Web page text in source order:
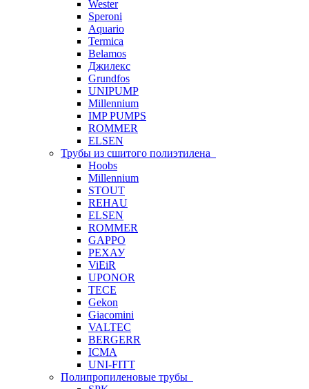
Wester
Speroni
Aquario
Termica
Belamos
Джилекс
Grundfos
UNIPUMP
Millennium
IMP PUMPS
ROMMER
ELSEN
Трубы из сшитого полиэтилена
Hoobs
Millennium
STOUT
REHAU
ELSEN
ROMMER
GAPPO
РЕХАУ
ViEiR
UPONOR
TECE
Gekon
Giacomini
VALTEC
BERGERR
ICMA
UNI-FITT
Полипропиленовые трубы